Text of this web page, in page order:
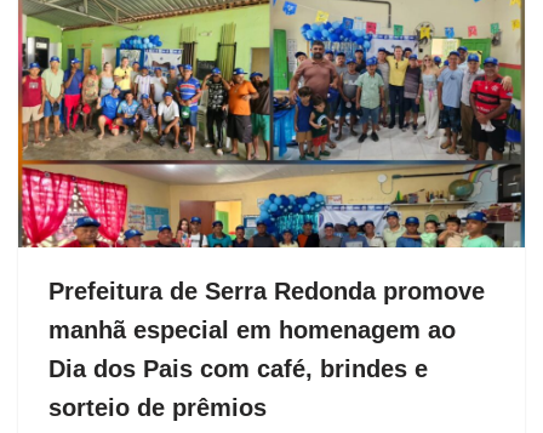
Prefeitura de Serra Redonda promove
manhã especial em homenagem ao
Dia dos Pais com café, brindes e
sorteio de prêmios